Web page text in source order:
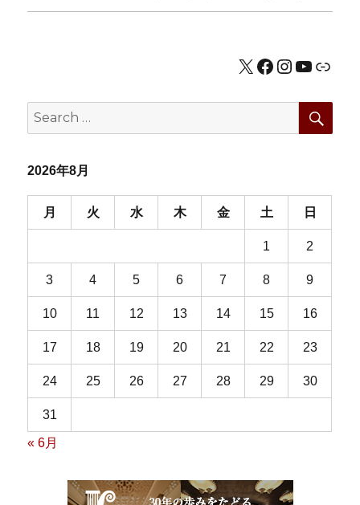
ン
X Facebook
Instagram
公式HP
Search
for:
2026年8月
月 火 水 木 金 土 日
1 2
3 4 5 6 7 8 9
10 11 12 13 14 15 16
17 18 19 20 21 22 23
24 25 26 27 28 29 30
31
« 6月